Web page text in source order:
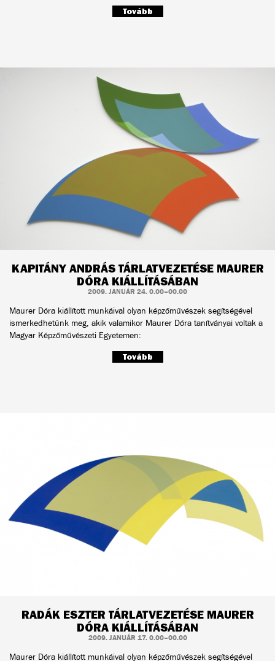
Tovább
KAPITÁNY ANDRÁS TÁRLATVEZETÉSE MAURER
DÓRA KIÁLLÍTÁSÁBAN
2009. JANUÁR 24. 0.00–00.00
Maurer Dóra kiállított munkáival olyan képzőművészek segítségével
ismerkedhetünk meg, akik valamikor Maurer Dóra tanítványai voltak a
Magyar Képzőművészeti Egyetemen:
Tovább
RADÁK ESZTER TÁRLATVEZETÉSE MAURER
DÓRA KIÁLLÍTÁSÁBAN
2009. JANUÁR 17. 0.00–00.00
Maurer Dóra kiállított munkáival olyan képzőművészek segítségével